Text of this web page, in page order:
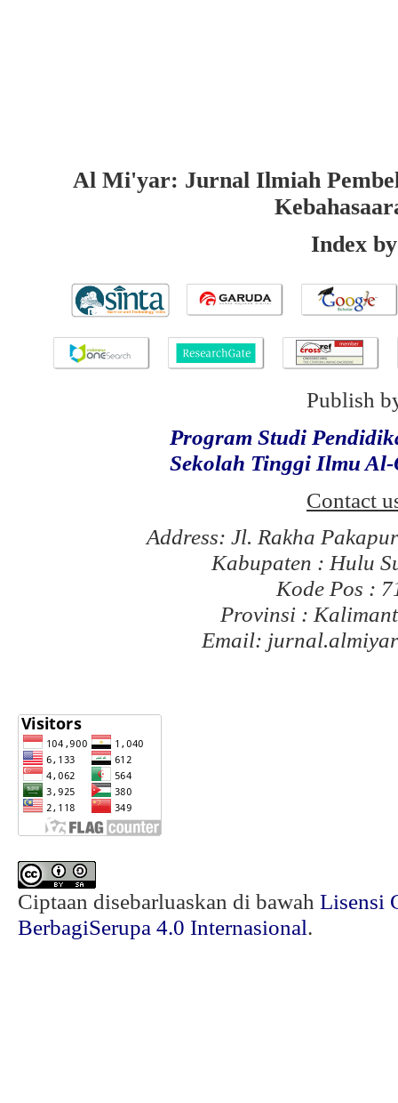
Al Mi'yar: Jurnal Ilmiah
Index by
Publish
Program Studi
Sekolah Tinggi Ilmu
Contact
Address: Jl. Rakha
Kabupaten : Hulu
Kode Pos :
Provinsi :
Email:
Ciptaan disebarluaskan di bawah Lisensi
BerbagiSerupa 4.0 Internasional.